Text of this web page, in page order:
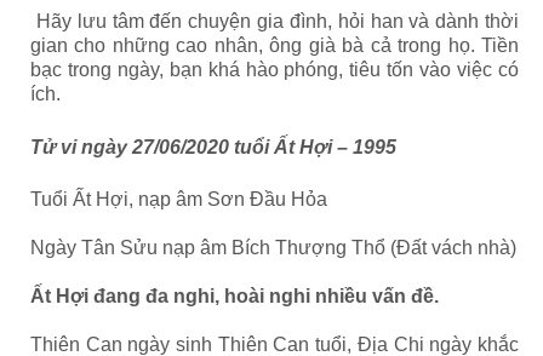
Hãy lưu tâm đến chuyện gia đình, hỏi han và dành thời
gian cho những cao nhân, ông già bà cả trong họ. Tiền
bạc trong ngày, bạn khá hào phóng, tiêu tốn vào việc có
ích.
Tử vi ngày 27/06/2020 tuổi Ất Hợi – 1995
Tuổi Ất Hợi, nạp âm Sơn Đầu Hỏa
Ngày Tân Sửu nạp âm Bích Thượng Thổ (Đất vách nhà)
Ất Hợi đang đa nghi, hoài nghi nhiều vấn đề.
Thiên Can ngày sinh Thiên Can tuổi, Địa Chi ngày khắc